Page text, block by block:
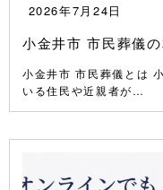
2026年7月24日
小金井市 市民葬儀
小金井市 市民葬儀とは
いる住民や近親者が…